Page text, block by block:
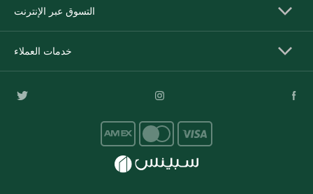
التسوق عبر الإنترنت
خدمات العملاء